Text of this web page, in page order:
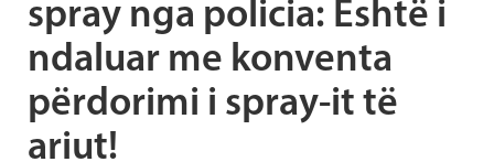
spray nga policia: Është i
ndaluar me konventa
përdorimi i spray-it të
ariut!